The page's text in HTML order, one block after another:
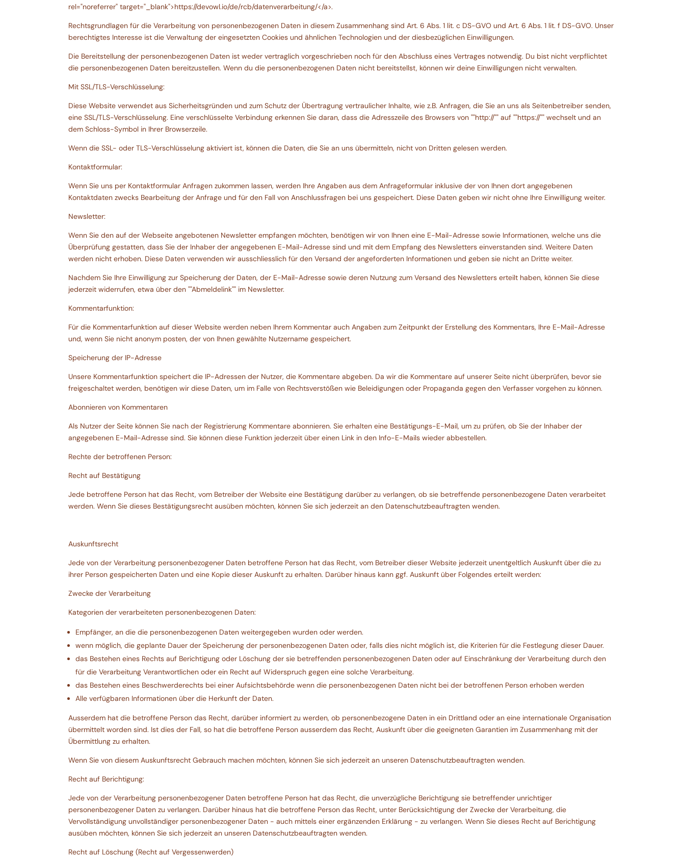
rel="noreferrer" target="_blank">https://devowl.io/de/rcb/datenverarbeitung/</a>.
Rechtsgrundlagen für die Verarbeitung von personenbezogenen Daten in diesem Zusammenhang sind Art. 6 Abs. 1 lit. c DS-GVO und Art. 6 Abs. 1 lit. f DS-GVO. Unser
berechtigtes Interesse ist die Verwaltung der eingesetzten Cookies und ähnlichen Technologien und der diesbezüglichen Einwilligungen.
Die Bereitstellung der personenbezogenen Daten ist weder vertraglich vorgeschrieben noch für den Abschluss eines Vertrages notwendig. Du bist nicht verpflichtet
die personenbezogenen Daten bereitzustellen. Wenn du die personenbezogenen Daten nicht bereitstellst, können wir deine Einwilligungen nicht verwalten.
Mit SSL/TLS-Verschlüsselung:
Diese Website verwendet aus Sicherheitsgründen und zum Schutz der Übertragung vertraulicher Inhalte, wie z.B. Anfragen, die Sie an uns als Seitenbetreiber senden,
eine SSL/TLS-Verschlüsselung. Eine verschlüsselte Verbindung erkennen Sie daran, dass die Adresszeile des Browsers von ""http://"" auf ""https://"" wechselt und an
dem Schloss-Symbol in Ihrer Browserzeile.
Wenn die SSL- oder TLS-Verschlüsselung aktiviert ist, können die Daten, die Sie an uns übermitteln, nicht von Dritten gelesen werden.
Kontaktformular:
Wenn Sie uns per Kontaktformular Anfragen zukommen lassen, werden Ihre Angaben aus dem Anfrageformular inklusive der von Ihnen dort angegebenen
Kontaktdaten zwecks Bearbeitung der Anfrage und für den Fall von Anschlussfragen bei uns gespeichert. Diese Daten geben wir nicht ohne Ihre Einwilligung weiter.
Newsletter:
Wenn Sie den auf der Webseite angebotenen Newsletter empfangen möchten, benötigen wir von Ihnen eine E-Mail-Adresse sowie Informationen, welche uns die
Überprüfung gestatten, dass Sie der Inhaber der angegebenen E-Mail-Adresse sind und mit dem Empfang des Newsletters einverstanden sind. Weitere Daten
werden nicht erhoben. Diese Daten verwenden wir ausschliesslich für den Versand der angeforderten Informationen und geben sie nicht an Dritte weiter.
Nachdem Sie Ihre Einwilligung zur Speicherung der Daten, der E-Mail-Adresse sowie deren Nutzung zum Versand des Newsletters erteilt haben, können Sie diese
jederzeit widerrufen, etwa über den ""Abmeldelink"" im Newsletter.
Kommentarfunktion:
Für die Kommentarfunktion auf dieser Website werden neben Ihrem Kommentar auch Angaben zum Zeitpunkt der Erstellung des Kommentars, Ihre E-Mail-Adresse
und, wenn Sie nicht anonym posten, der von Ihnen gewählte Nutzername gespeichert.
Speicherung der IP-Adresse
Unsere Kommentarfunktion speichert die IP-Adressen der Nutzer, die Kommentare abgeben. Da wir die Kommentare auf unserer Seite nicht überprüfen, bevor sie
freigeschaltet werden, benötigen wir diese Daten, um im Falle von Rechtsverstößen wie Beleidigungen oder Propaganda gegen den Verfasser vorgehen zu können.
Abonnieren von Kommentaren
Als Nutzer der Seite können Sie nach der Registrierung Kommentare abonnieren. Sie erhalten eine Bestätigungs-E-Mail, um zu prüfen, ob Sie der Inhaber der
angegebenen E-Mail-Adresse sind. Sie können diese Funktion jederzeit über einen Link in den Info-E-Mails wieder abbestellen.
Rechte der betroffenen Person:
Recht auf Bestätigung
Jede betroffene Person hat das Recht, vom Betreiber der Website eine Bestätigung darüber zu verlangen, ob sie betreffende personenbezogene Daten verarbeitet
werden. Wenn Sie dieses Bestätigungsrecht ausüben möchten, können Sie sich jederzeit an den Datenschutzbeauftragten wenden.
Auskunftsrecht
Jede von der Verarbeitung personenbezogener Daten betroffene Person hat das Recht, vom Betreiber dieser Website jederzeit unentgeltlich Auskunft über die zu
ihrer Person gespeicherten Daten und eine Kopie dieser Auskunft zu erhalten. Darüber hinaus kann ggf. Auskunft über Folgendes erteilt werden:
Zwecke der Verarbeitung
Kategorien der verarbeiteten personenbezogenen Daten:
Empfänger, an die die personenbezogenen Daten weitergegeben wurden oder werden.
wenn möglich, die geplante Dauer der Speicherung der personenbezogenen Daten oder, falls dies nicht möglich ist, die Kriterien für die Festlegung dieser Dauer.
das Bestehen eines Rechts auf Berichtigung oder Löschung der sie betreffenden personenbezogenen Daten oder auf Einschränkung der Verarbeitung durch den
für die Verarbeitung Verantwortlichen oder ein Recht auf Widerspruch gegen eine solche Verarbeitung.
das Bestehen eines Beschwerderechts bei einer Aufsichtsbehörde wenn die personenbezogenen Daten nicht bei der betroffenen Person erhoben werden
Alle verfügbaren Informationen über die Herkunft der Daten.
Ausserdem hat die betroffene Person das Recht, darüber informiert zu werden, ob personenbezogene Daten in ein Drittland oder an eine internationale Organisation
übermittelt worden sind. Ist dies der Fall, so hat die betroffene Person ausserdem das Recht, Auskunft über die geeigneten Garantien im Zusammenhang mit der
Übermittlung zu erhalten.
Wenn Sie von diesem Auskunftsrecht Gebrauch machen möchten, können Sie sich jederzeit an unseren Datenschutzbeauftragten wenden.
Recht auf Berichtigung:
Jede von der Verarbeitung personenbezogener Daten betroffene Person hat das Recht, die unverzügliche Berichtigung sie betreffender unrichtiger
personenbezogener Daten zu verlangen. Darüber hinaus hat die betroffene Person das Recht, unter Berücksichtigung der Zwecke der Verarbeitung, die
Vervollständigung unvollständiger personenbezogener Daten - auch mittels einer ergänzenden Erklärung - zu verlangen. Wenn Sie dieses Recht auf Berichtigung
ausüben möchten, können Sie sich jederzeit an unseren Datenschutzbeauftragten wenden.
Recht auf Löschung (Recht auf Vergessenwerden)